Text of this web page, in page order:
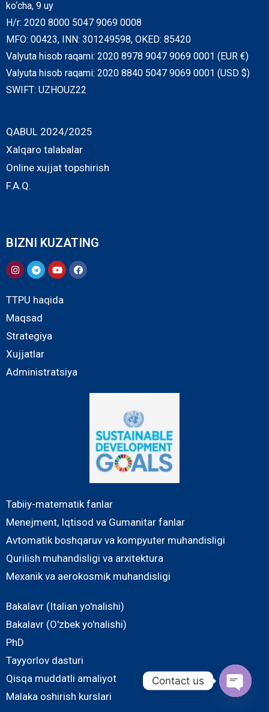
ko‘cha, 9 uy
H/r: 2020 8000 5047 9069 0008
MFO: 00423, INN: 301249598, OKED: 85420
Valyuta hisob raqami: 2020 8978 9047 9069 0001 (EUR €)
Valyuta hisob raqami: 2020 8840 5047 9069 0001 (USD $)
SWIFT: UZHOUZ22
QABUL 2024/2025
Xalqaro talabalar
Online xujjat topshirish
F.A.Q.
BIZNI KUZATING
TTPU haqida
Maqsad
Strategiya
Xujjatlar
Administratsiya
Tabiiy-matematik fanlar
Menejment, Iqtisod va Gumanitar fanlar
Avtomatik boshqaruv va kompyuter muhandisligi
Qurilish muhandisligi va arxitektura
Mexanik va aerokosmik muhandisligi
Bakalavr (Italian yo'nalishi)
Bakalavr (O'zbek yo'nalishi)
PhD
Tayyorlov dasturi
Qisqa muddatli amaliyot
Malaka oshirish kurslari
Contact us